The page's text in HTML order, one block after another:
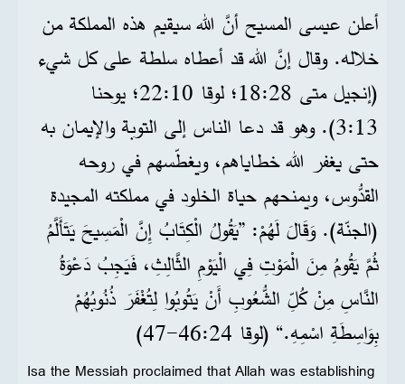
أعلن عيسى المسيح أنَّ الله سيقيم هذه المملكة من
خلاله. وقال إنَّ الله قد أعطاه سلطة على كل شيء
(إنجيل متى 28:‏18؛ لوقا 10:‏22؛ يوحنا
13:‏3). وهو قد دعا الناس إلى التوبة والإيمان به
حتى يغفر الله خطاياهم، ويغطّسهم في روحه
القدُّوس، ويمنحهم حياة الخلود في مملكته المجيدة
(الجنّة). وَقَالَ لَهُمْ: ”يَقُولُ الْكِتَابُ إِنَّ الْمَسِيحَ يَتَأَلَّمُ
ثُمَّ يَقُومُ مِنَ الْمَوْتِ فِي الْيَوْمِ الثَّالِثِ، فَيَجِبُ دَعْوَةُ
النَّاسِ مِنْ كُلِّ الشُّعُوبِ أَنْ يَتُوبُوا لِتُغْفَرَ ذُنُوبُهُمْ
بِوَاسِطَةِ اسْمِهِ.“ (لوقا 24‏:46‏-47)
Isa the Messiah proclaimed that Allah was establishing